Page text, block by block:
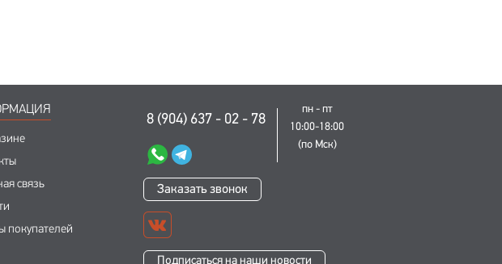
связь
покупателей
8 (904) 637 - 02 - 78
пн - пт
10:00-18:00
(по Мск)
Заказать звонок
Подписаться на наши новости